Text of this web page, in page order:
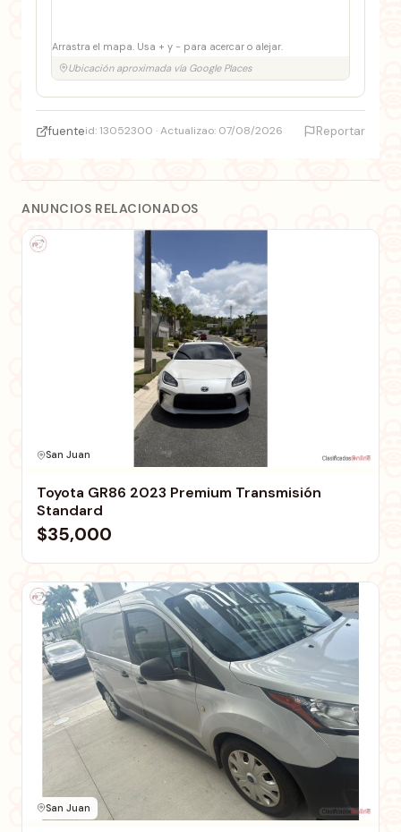
Arrastra el mapa. Usa + y − para acercar o alejar.
Ubicación aproximada vía Google Places
fuenteid: 13052300 · Actualizao: 07/08/2026 Reportar
ANUNCIOS RELACIONADOS
San Juan
Toyota GR86 2023 Premium Transmisión
Standard
$35,000
San Juan